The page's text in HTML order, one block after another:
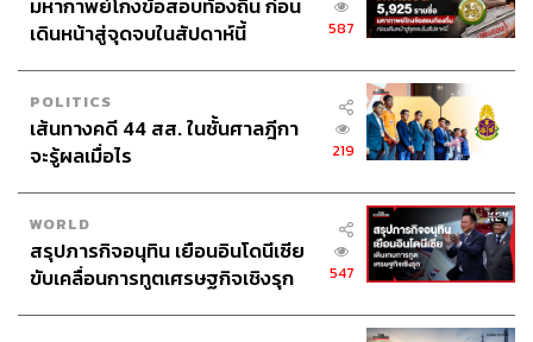
มหากาพย์โกงข้อสอบท้องถิ่น ก่อน
เดินหน้าสู่จุดจบในสัปดาห์นี้
587
POLITICS
เส้นทางคดี 44 สส. ในชั้นศาลฎีกา
จะรู้ผลเมื่อไร
219
WORLD
สรุปภารกิจอนุทิน เยือนอินโดนีเซีย
ขับเคลื่อนการทูตเศรษฐกิจเชิงรุก
547